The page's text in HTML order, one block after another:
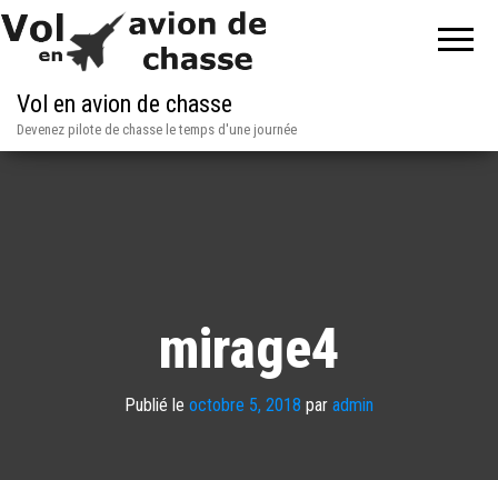
Vol en avion de chasse
Devenez pilote de chasse le temps d'une journée
mirage4
Publié le octobre 5, 2018 par admin